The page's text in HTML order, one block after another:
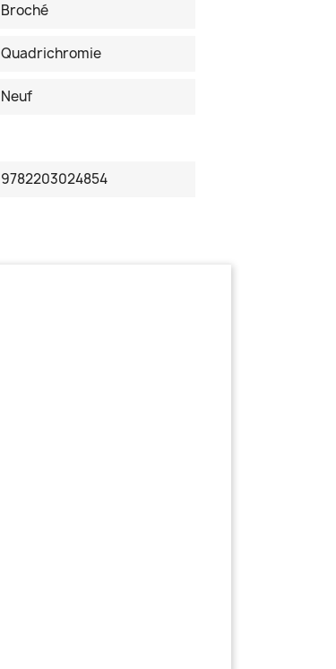
Broché
Quadrichromie
Neuf
9782203024854